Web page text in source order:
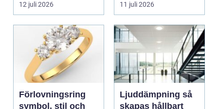
12 juli 2026 11 juli 2026
Förlovningsring
symbol, stil och
Ljuddämpning så
skapas hållbart